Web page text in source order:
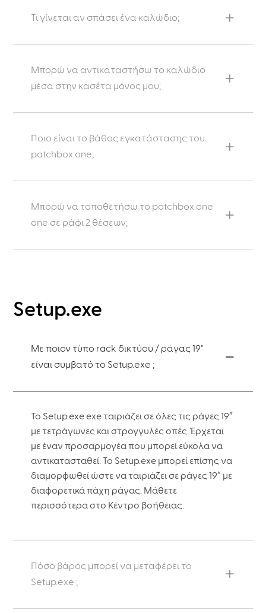
Τι γίνεται αν σπάσει ένα καλώδιο;
Μπορώ να αντικαταστήσω το καλώδιο
μέσα στην κασέτα μόνος μου;
Ποιο είναι το βάθος εγκατάστασης του
patchbox.one;
Μπορώ να τοποθετήσω το patchbox.one
one σε ράφι 2 θέσεων;
Setup.exe
Με ποιον τύπο rack δικτύου / ράγας 19"
είναι συμβατό το Setup.exe ;
Το Setup.exe exe ταιριάζει σε όλες τις ράγες 19″
με τετράγωνες και στρογγυλές οπές. Έρχεται
με έναν προσαρμογέα που μπορεί εύκολα να
αντικατασταθεί. Το Setup.exe μπορεί επίσης να
διαμορφωθεί ώστε να ταιριάζει σε ράγες 19″ με
διαφορετικά πάχη ράγας. Μάθετε
περισσότερα στο Κέντρο βοήθειας.
Πόσο βάρος μπορεί να μεταφέρει το
Setup.exe ;